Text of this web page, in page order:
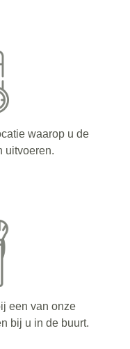
waarop u de
uitvoeren.
een van onze
bij u in de buurt.